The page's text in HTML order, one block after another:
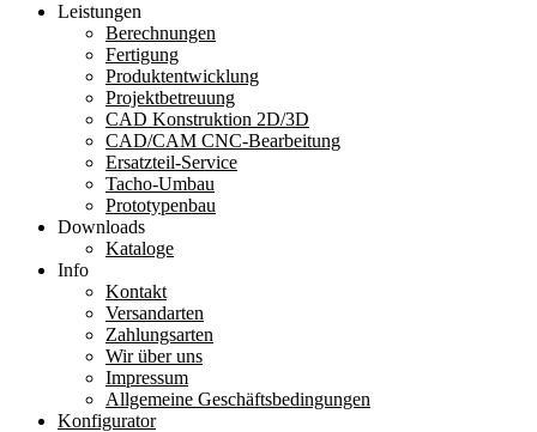
Leistungen
Berechnungen
Fertigung
Produktentwicklung
Projektbetreuung
CAD Konstruktion 2D/3D
CAD/CAM CNC-Bearbeitung
Ersatzteil-Service
Tacho-Umbau
Prototypenbau
Downloads
Kataloge
Info
Kontakt
Versandarten
Zahlungsarten
Wir über uns
Impressum
Allgemeine Geschäftsbedingungen
Konfigurator